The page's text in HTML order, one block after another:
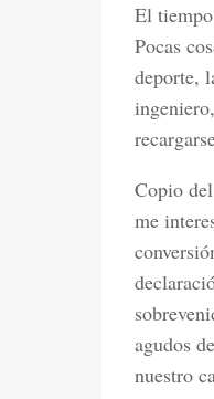
El
Pocas
deporte,
Copio
me
agudos
nuestro